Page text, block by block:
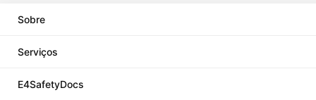
Sobre
Serviços
E4SafetyDocs